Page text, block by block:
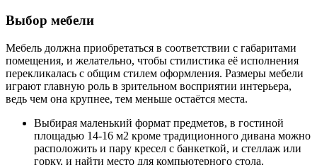
Выбор мебели
Мебель должна приобретаться в соответствии с габаритами
помещения, и желательно, чтобы стилистика её исполнения
перекликалась с общим стилем оформления. Размеры мебели
играют главную роль в зрительном восприятии интерьера,
ведь чем она крупнее, тем меньше остаётся места.
Выбирая маленький формат предметов, в гостиной
площадью 14-16 м2 кроме традиционного дивана можно
расположить и пару кресел с банкеткой, и стеллаж или
горку, и найти место для компьютерного стола.